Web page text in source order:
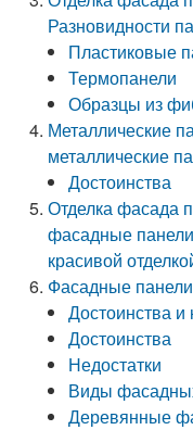
Разновидности
Пластиковые
Термопанели
Образцы из
Металлические
металлические
Достоинства
Отделка фасада
фасадные
красивой
Фасадные
Достоинства
Достоинства
Недостатки
Виды
Деревянные